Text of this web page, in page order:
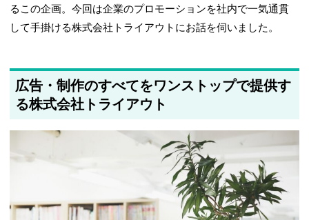
るこの企画。今回は企業のプロモーションを社内で一気通貫
して手掛ける株式会社トライアウトにお話を伺いました。
広告・制作のすべてをワンストップで提供す
る株式会社トライアウト